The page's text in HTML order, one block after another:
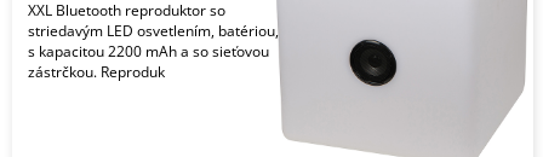
XXL Bluetooth reproduktor so
striedavým LED osvetlením, batériou,
s kapacitou 2200 mAh a so sieťovou
zástrčkou. Reproduk